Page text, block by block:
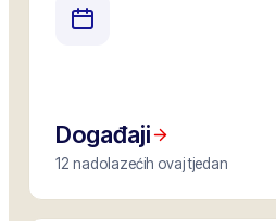
Događaji
12 nadolazećih ovaj tjedan